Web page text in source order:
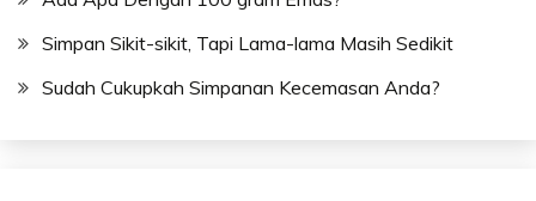
Simpan Sikit-sikit, Tapi Lama-lama Masih Sedikit
Sudah Cukupkah Simpanan Kecemasan Anda?